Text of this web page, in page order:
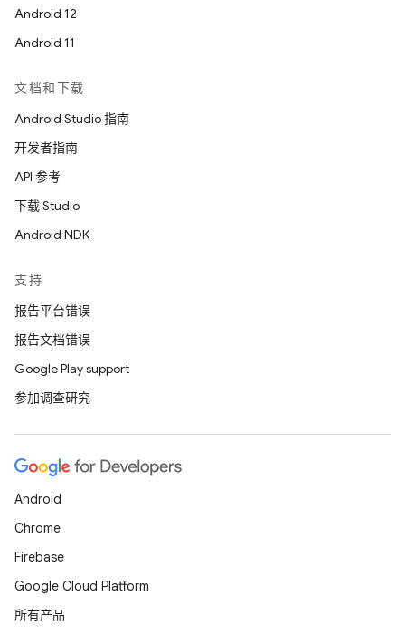
Android 12
Android 11
文档和下载
Android Studio 指南
开发者指南
API 参考
下载 Studio
Android NDK
支持
报告平台错误
报告文档错误
Google Play support
参加调查研究
Android
Chrome
Firebase
Google Cloud Platform
所有产品